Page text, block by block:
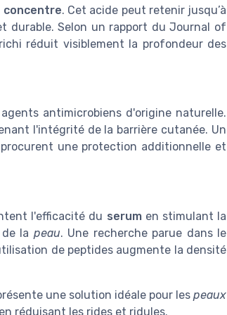
concentre. Cet acide peut retenir jusqu’à
durable. Selon un rapport du Journal of
réduit visiblement la profondeur des
antimicrobiens d'origine naturelle.
l'intégrité de la barrière cutanée. Un
une protection additionnelle et
l'efficacité du serumen stimulant la
la peau. Une recherche parue dans le
de peptides augmente la densité
une solution idéale pour lespeaux
réduisant les rides et ridules.